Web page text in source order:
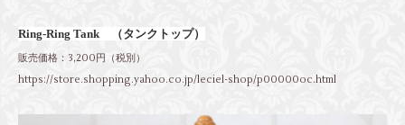
Ring-Ring Tank （タンクトップ）
販売価格：3,200円（税別）
https://store.shopping.yahoo.co.jp/leciel-shop/p00000oc.html